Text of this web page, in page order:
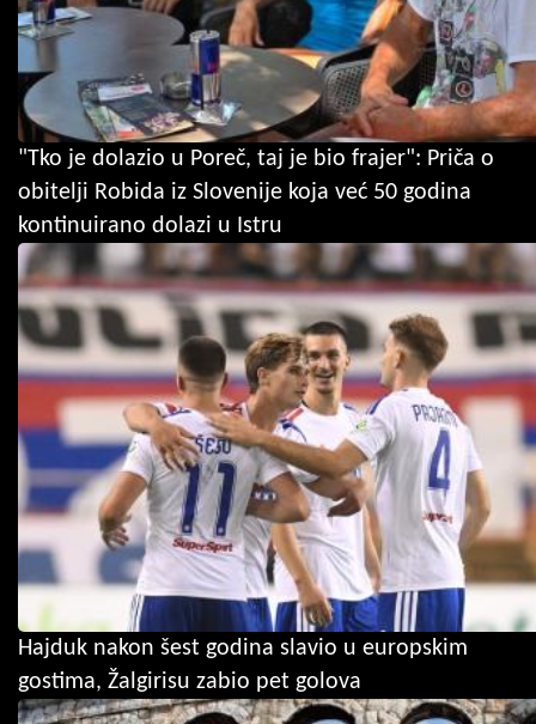
"Tko je dolazio u Poreč, taj je bio frajer": Priča o
obitelji Robida iz Slovenije koja već 50 godina
kontinuirano dolazi u Istru
Hajduk nakon šest godina slavio u europskim
gostima, Žalgirisu zabio pet golova